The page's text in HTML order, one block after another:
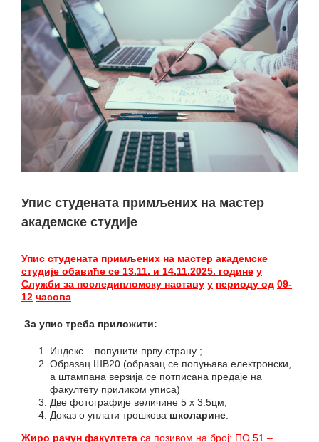
Larger
Image
Упис студената примљених на мастер
академске студије
Упис студената примљених на мастер академске
студије обавиће се 13.11. и 14.11.2025. године у
Служби за последипломску наставу у периоду од 09-
12 часова
За упис треба приложити:
Индекс – попунити прву страну ;
Образац ШВ20 (образац се попуњава електронски,
а штампана верзија се потписана предаје на
факултету приликом уписа)
Две фотографије величине 5 x 3.5цм;
Доказ о уплати трошкова школарине:
Жиро рачун факултета са позивом на број: ПО 51 –